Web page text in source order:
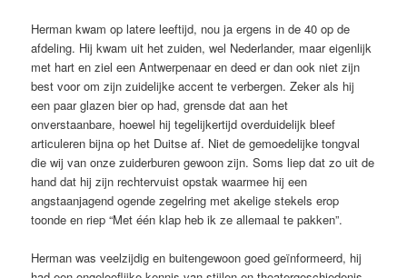
Herman kwam op latere leeftijd, nou ja ergens in de 40 op de
afdeling. Hij kwam uit het zuiden, wel Nederlander, maar eigenlijk
met hart en ziel een Antwerpenaar en deed er dan ook niet zijn
best voor om zijn zuidelijke accent te verbergen. Zeker als hij
een paar glazen bier op had, grensde dat aan het
onverstaanbare, hoewel hij tegelijkertijd overduidelijk bleef
articuleren bijna op het Duitse af. Niet de gemoedelijke tongval
die wij van onze zuiderburen gewoon zijn. Soms liep dat zo uit de
hand dat hij zijn rechtervuist opstak waarmee hij een
angstaanjagend ogende zegelring met akelige stekels erop
toonde en riep “Met één klap heb ik ze allemaal te pakken”.
Herman was veelzijdig en buitengewoon goed geïnformeerd, hij